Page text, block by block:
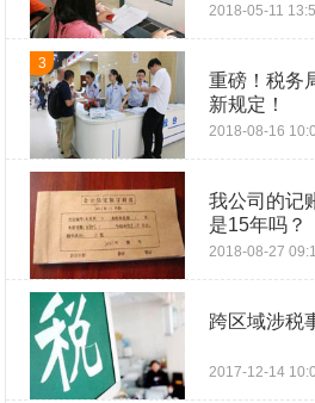
2018-05-11
3
重磅！税务
新规定！
2018-08-16
我公司的记
是15年吗？
2018-08-27
跨区域涉税
2017-12-14